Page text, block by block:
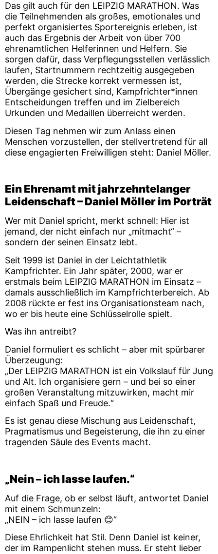
Das gilt auch für den LEIPZIG MARATHON. Was
die Teilnehmenden als großes, emotionales und
perfekt organisiertes Sportereignis erleben, ist
auch das Ergebnis der Arbeit von über 700
ehrenamtlichen Helferinnen und Helfern. Sie
sorgen dafür, dass Verpflegungsstellen verlässlich
laufen, Startnummern rechtzeitig ausgegeben
werden, die Strecke korrekt vermessen ist,
Übergänge gesichert sind, Kampfrichter*innen
Entscheidungen treffen und im Zielbereich
Urkunden und Medaillen überreicht werden.
Diesen Tag nehmen wir zum Anlass einen
Menschen vorzustellen, der stellvertretend für all
diese engagierten Freiwilligen steht: Daniel Möller.
Ein Ehrenamt mit jahrzehntelanger
Leidenschaft – Daniel Möller im Porträt
Wer mit Daniel spricht, merkt schnell: Hier ist
jemand, der nicht einfach nur „mitmacht“ –
sondern der seinen Einsatz lebt.
Seit 1999 ist Daniel in der Leichtathletik
Kampfrichter. Ein Jahr später, 2000, war er
erstmals beim LEIPZIG MARATHON im Einsatz –
damals ausschließlich im Kampfrichterbereich. Ab
2008 rückte er fest ins Organisationsteam nach,
wo er bis heute eine Schlüsselrolle spielt.
Was ihn antreibt?
Daniel formuliert es schlicht – aber mit spürbarer
Überzeugung:
„Der LEIPZIG MARATHON ist ein Volkslauf für Jung
und Alt. Ich organisiere gern – und bei so einer
großen Veranstaltung mitzuwirken, macht mir
einfach Spaß und Freude.“
Es ist genau diese Mischung aus Leidenschaft,
Pragmatismus und Begeisterung, die ihn zu einer
tragenden Säule des Events macht.
„Nein – ich lasse laufen.“
Auf die Frage, ob er selbst läuft, antwortet Daniel
mit einem Schmunzeln:
„NEIN – ich lasse laufen 😊“
Diese Ehrlichkeit hat Stil. Denn Daniel ist keiner,
der im Rampenlicht stehen muss. Er steht lieber